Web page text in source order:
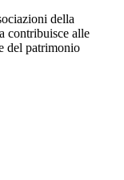
della
contribuisce alle
del patrimonio